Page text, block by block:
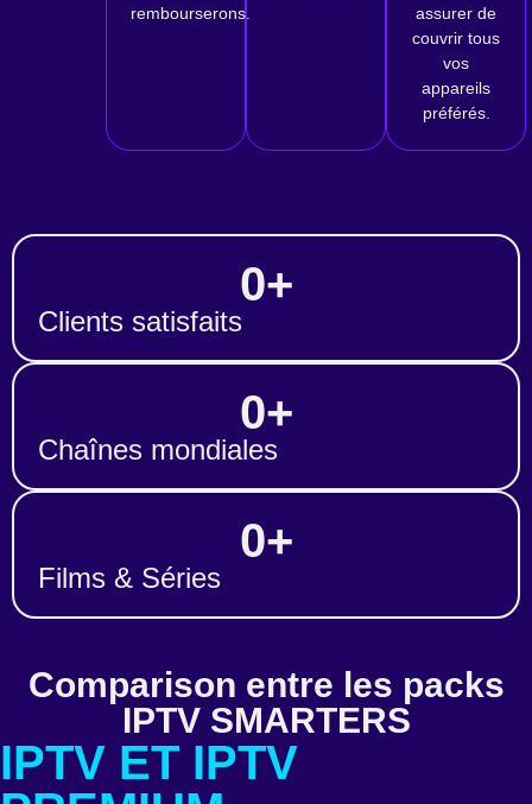
rembourserons.
assurer de
couvrir tous
vos
appareils
préférés.
0+
Clients satisfaits
0+
Chaînes mondiales
0+
Films & Séries
Comparison entre les packs
IPTV SMARTERS
IPTV ET IPTV